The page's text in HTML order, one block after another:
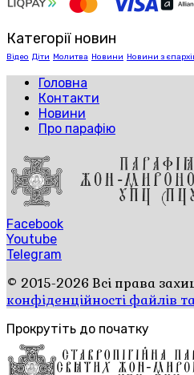
Категорії новин
Відео Діти Молитва Новини Новини з
Головна
Контакти
Новини
Про парафію
Facebook
Youtube
Telegram
© 2015-2026 Всі права
конфіденційності файлів
Прокрутіть до початку